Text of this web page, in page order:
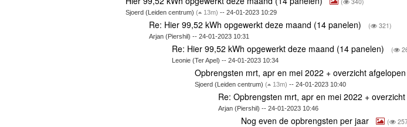
Sjoerd (Leiden centrum)( 13m) -- 24-01-2023 10:29
Re: Hier 99,52 kWh opgewerkt deze maand (14 panelen) ( 321)
Arjan (Piershil) -- 24-01-2023 10:31
Re: Hier 99,52 kWh opgewerkt deze maand (14 panelen) (
Leonie (Ter Apel) -- 24-01-2023 10:34
Opbrengsten mrt, apr en mei 2022 + overzicht
Sjoerd (Leiden centrum)( 13m) -- 24-01-2023 10:40
Re: Opbrengsten mrt, apr en mei 2022 +
Arjan (Piershil) -- 24-01-2023 10:46
Nog even de opbrengsten per jaar (